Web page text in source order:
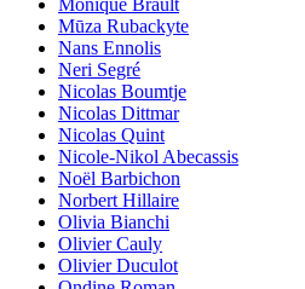
Monique Brault
Mūza Rubackyte
Nans Ennolis
Neri Segré
Nicolas Boumtje
Nicolas Dittmar
Nicolas Quint
Nicole-Nikol Abecassis
Noël Barbichon
Norbert Hillaire
Olivia Bianchi
Olivier Cauly
Olivier Duculot